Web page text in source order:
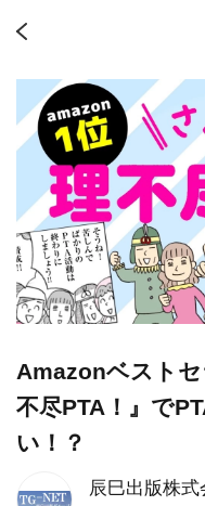
辰巳出版株式
Amazonベスト
不尽PTA！』で
い！？